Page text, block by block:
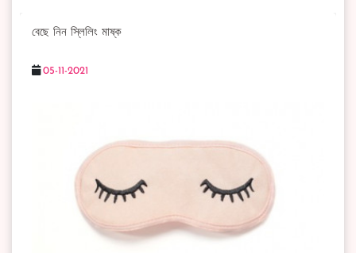
বেছে নিন স্লিলিং মাষ্ক
05-11-2021